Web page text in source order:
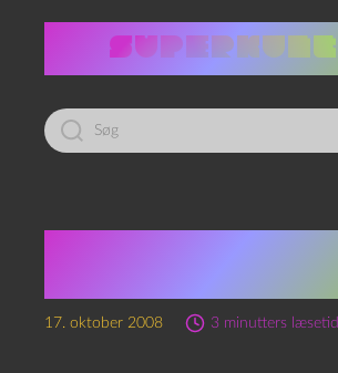
Led
efter:
17. oktober 2008 3 minutters læsetid